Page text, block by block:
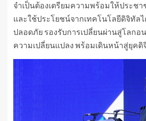
จำเป็นต้องเตรียมความพร้อมให้ประชา
และใช้ประโยชน์จากเทคโนโลยีดิจิทัลไ
ปลอดภัย รองรับการเปลี่ยนผ่านสู่โลกอ
ความเปลี่ยนแปลง พร้อมเดินหน้าสู่ยุคดิ